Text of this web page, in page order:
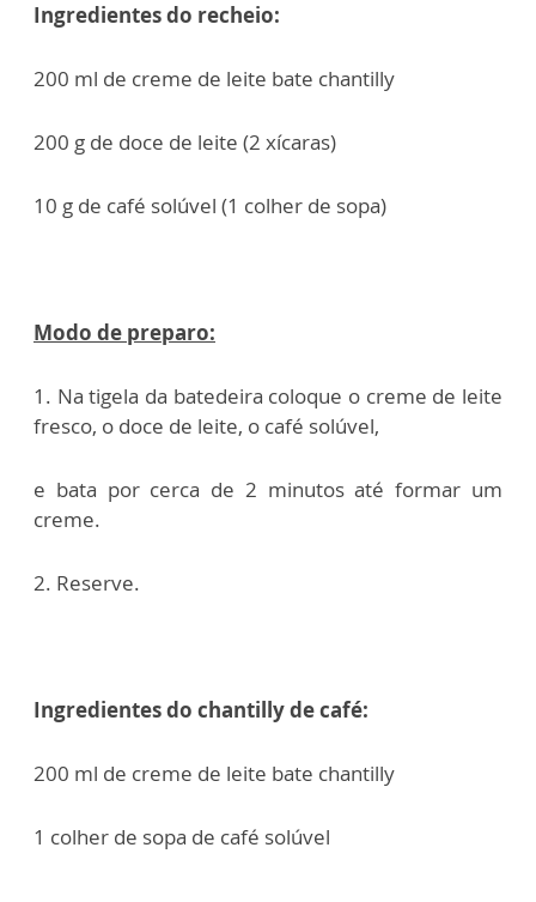
Ingredientes do recheio:
200 ml de creme de leite bate chantilly
200 g de doce de leite (2 xícaras)
10 g de café solúvel (1 colher de sopa)
Modo de preparo:
1. Na tigela da batedeira coloque o creme de leite
fresco, o doce de leite, o café solúvel,
e bata por cerca de 2 minutos até formar um
creme.
2. Reserve.
Ingredientes do chantilly de café:
200 ml de creme de leite bate chantilly
1 colher de sopa de café solúvel